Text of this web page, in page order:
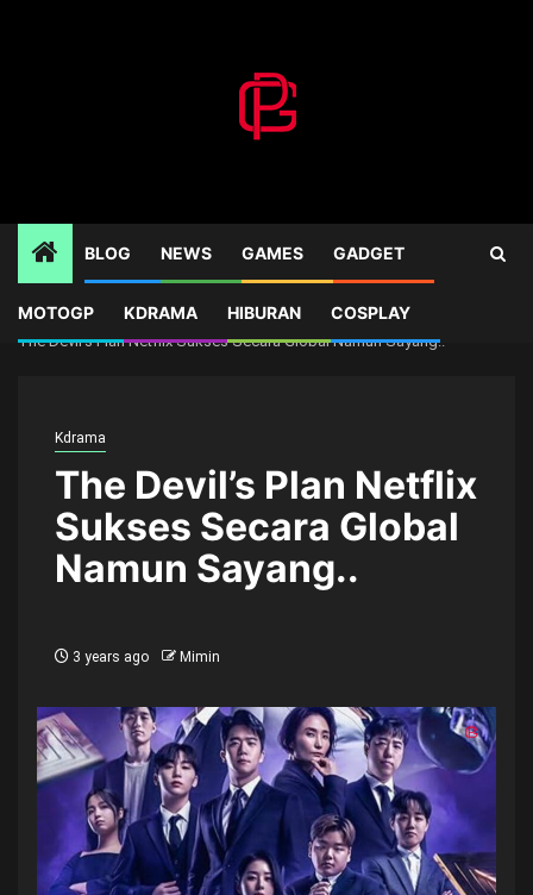
BLOG NEWS GAMES GADGET
MOTOGP KDRAMA HIBURAN COSPLAY
Home
Kdrama
The Devil’s Plan Netflix Sukses Secara Global Namun Sayang..
Kdrama
The Devil’s Plan Netflix
Sukses Secara Global
Namun Sayang..
3 years ago Mimin